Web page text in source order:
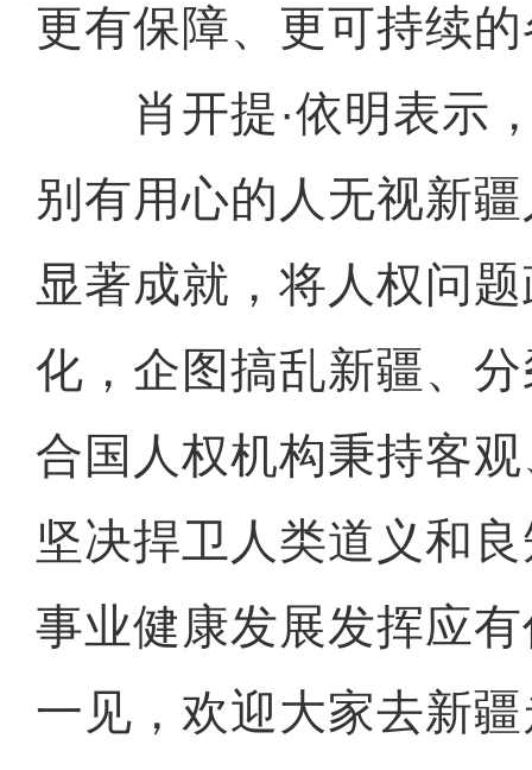
更有保障、更可持续
肖开提·依明表示，
别有用心的人无视新
显著成就，将人权问
化，企图搞乱新疆、
合国人权机构秉持客
坚决捍卫人类道义和
事业健康发展发挥应
一见，欢迎大家去新